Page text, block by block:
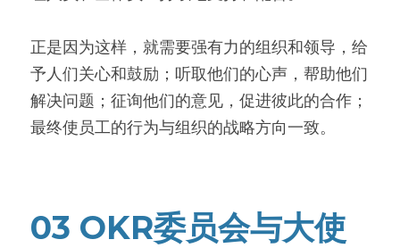
正是因为这样，就需要强有力的组织和领导，给
予人们关心和鼓励；听取他们的心声，帮助他们
解决问题；征询他们的意见，促进彼此的合作；
最终使员工的行为与组织的战略方向一致。
03 OKR委员会与大使